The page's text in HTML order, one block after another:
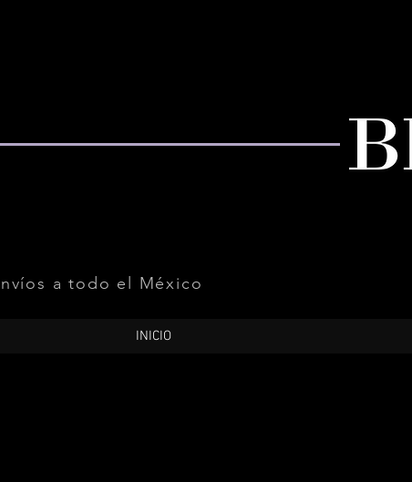
a todo el México
INICIO